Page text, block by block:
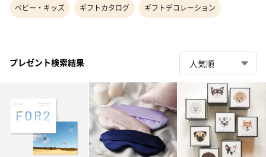
ベビー・キッズ ギフトカタログ ギフトデコレーション
プレゼント検索結果